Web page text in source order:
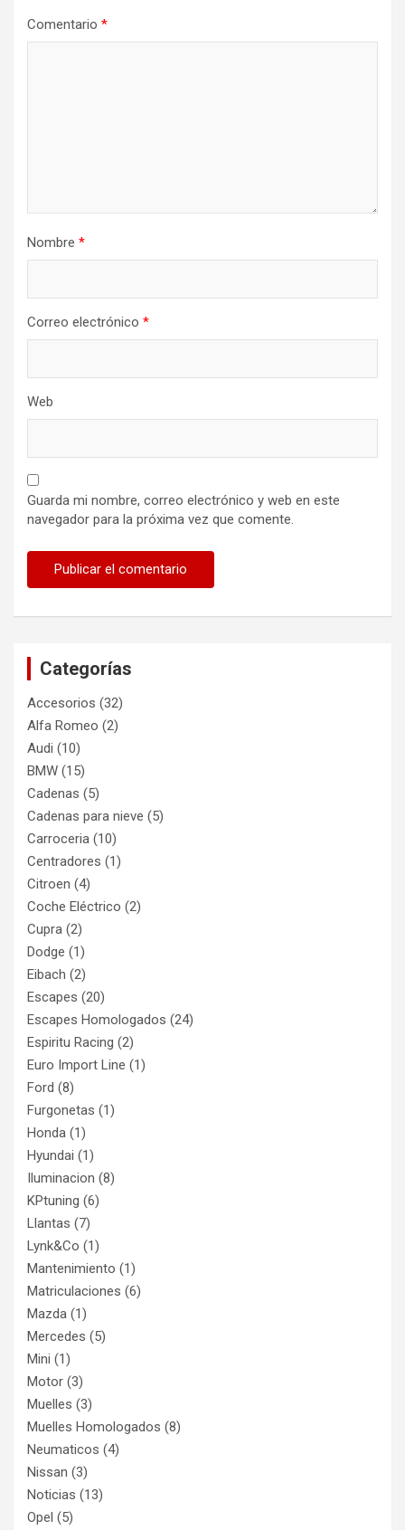
Comentario *
Nombre *
Correo electrónico *
Web
Guarda mi nombre, correo electrónico y web en este
navegador para la próxima vez que comente.
Categorías
Accesorios (32)
Alfa Romeo (2)
Audi (10)
BMW (15)
Cadenas (5)
Cadenas para nieve (5)
Carroceria (10)
Centradores (1)
Citroen (4)
Coche Eléctrico (2)
Cupra (2)
Dodge (1)
Eibach (2)
Escapes (20)
Escapes Homologados (24)
Espiritu Racing (2)
Euro Import Line (1)
Ford (8)
Furgonetas (1)
Honda (1)
Hyundai (1)
Iluminacion (8)
KPtuning (6)
Llantas (7)
Lynk&Co (1)
Mantenimiento (1)
Matriculaciones (6)
Mazda (1)
Mercedes (5)
Mini (1)
Motor (3)
Muelles (3)
Muelles Homologados (8)
Neumaticos (4)
Nissan (3)
Noticias (13)
Opel (5)